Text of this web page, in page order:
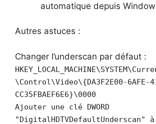
automatique depuis
Autres astuces :
Changer l’underscan par défaut :
\Control\Video\{DA3F2E00-6AFE-
CC35FBAEF6E6}\0000
Ajouter une clé DWORD
"DigitalHDTVDefaultUnderscan"